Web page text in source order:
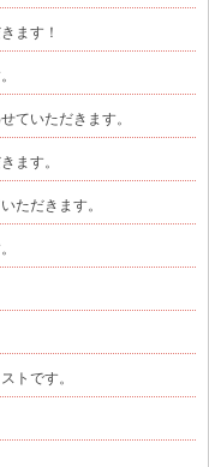
ます！
ていただきます。
ます。
ただきます。
トです。